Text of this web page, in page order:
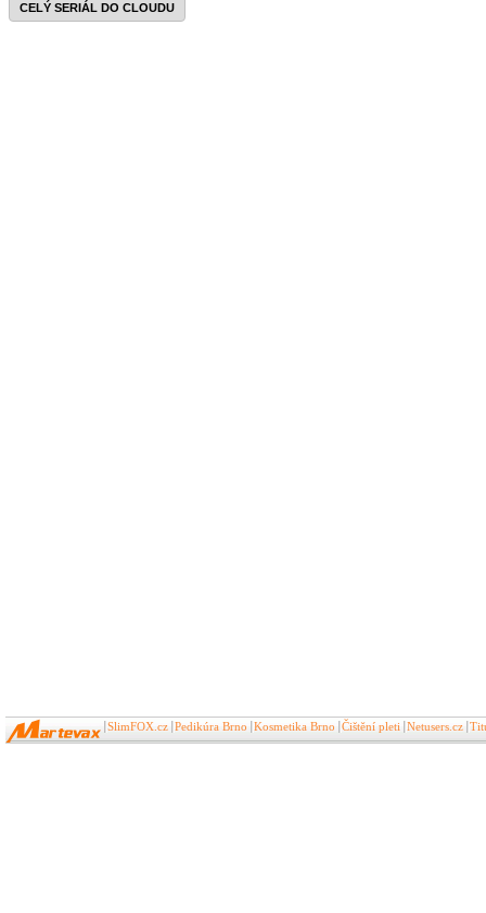
CELÝ SERIÁL DO CLOUDU
SlimFOX.cz Pedikúra Brno Kosmetika Brno Čištění pleti Netusers.cz